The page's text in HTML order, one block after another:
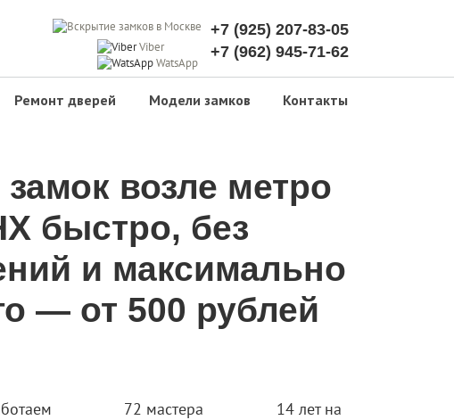
+7 (925) 207-83-05
+7 (962) 945-71-62
Viber
WatsApp
Ремонт дверей Модели замков Контакты
возле метро
быстро, без
и максимально
— от 500 рублей
72 мастера
14 лет на